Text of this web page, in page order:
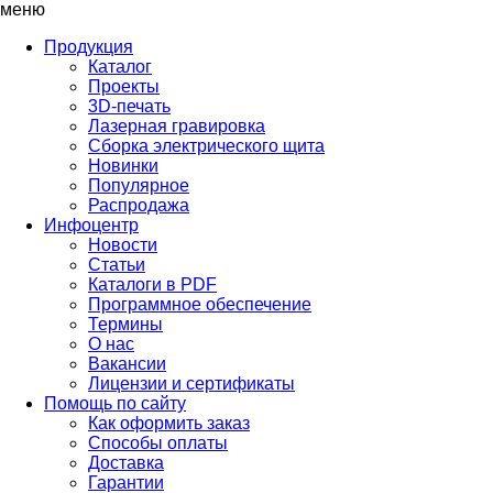
меню
Продукция
Каталог
Проекты
3D-печать
Лазерная гравировка
Сборка электрического щита
Новинки
Популярное
Распродажа
Инфоцентр
Новости
Статьи
Каталоги в PDF
Программное обеспечение
Термины
О нас
Вакансии
Лицензии и сертификаты
Помощь по сайту
Как оформить заказ
Способы оплаты
Доставка
Гарантии